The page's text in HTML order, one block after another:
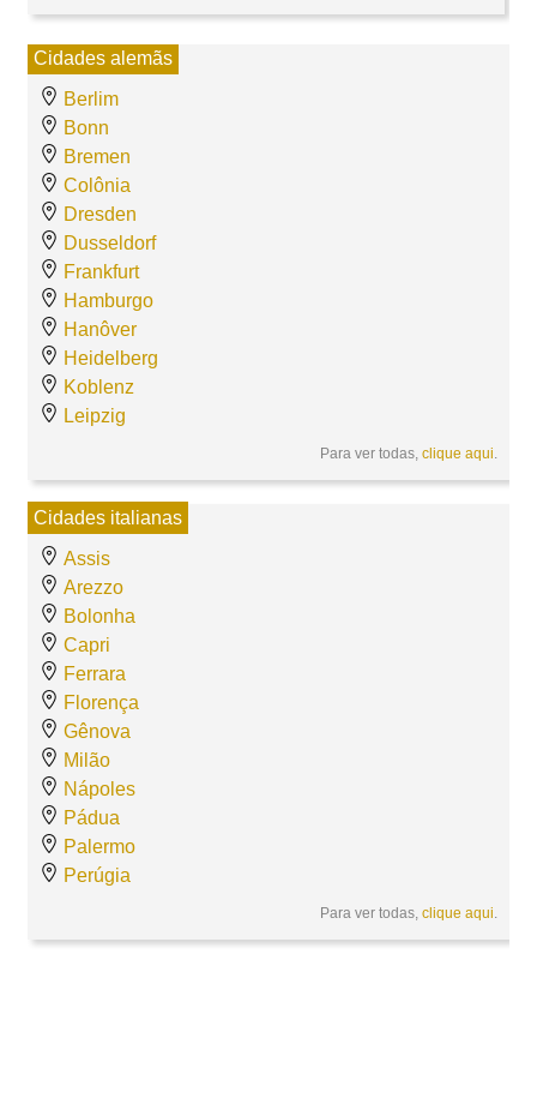
Cidades alemãs
Berlim
Bonn
Bremen
Colônia
Dresden
Dusseldorf
Frankfurt
Hamburgo
Hanôver
Heidelberg
Koblenz
Leipzig
Para ver todas, clique aqui.
Cidades italianas
Assis
Arezzo
Bolonha
Capri
Ferrara
Florença
Gênova
Milão
Nápoles
Pádua
Palermo
Perúgia
Para ver todas, clique aqui.